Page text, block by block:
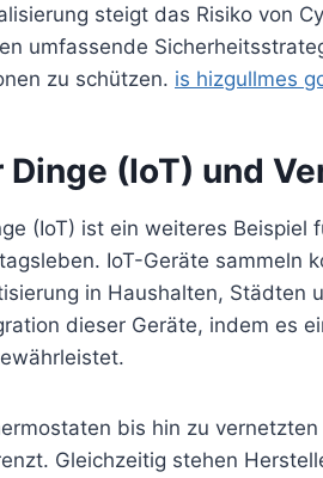
steigt das Risiko von
umfassende
zu schützen. is hizgullmes
(IoT) und
(IoT) ist ein weiteres Beispiel
IoT-Geräte sammeln
in Haushalten, Städten
dieser Geräte, indem es
bis hin zu
Gleichzeitig stehen